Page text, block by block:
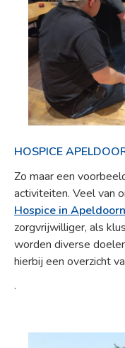
HOSPICE
Zo maar een
activiteiten. Veel van
Hospice in Apeldoorn
zorgvrijwilliger, als
worden diverse
hierbij een overzicht
.